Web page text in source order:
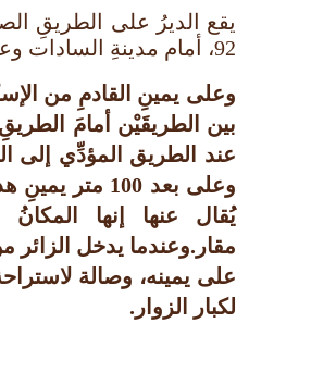
يقع الديرُ على الطريقِ
92، أمام مدينةِ السادات وعلى يسارِ القادمِ من القاهرة.
وعلى يمينِ القادمِ من
بين الطريقَيْن أمامَ
عند الطريق المؤدِّي إلى
وعلى بعد 100
يُقال عنها إنها
مقار.وعندما يدخل الزائر
على يمينه، وصالة
لكبار الزوار.